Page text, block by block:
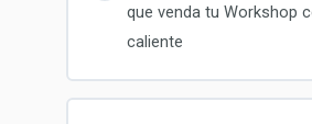
que venda tu Workshop
caliente